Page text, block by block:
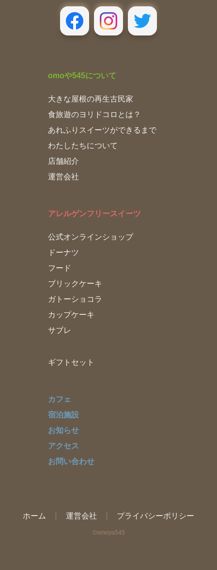
omoや545について
大きな屋根の再生古民家
食旅遊のヨリドコロとは？
あれふりスイーツができるまで
わたしたちについて
店舗紹介
運営会社
アレルゲンフリースイーツ
公式オンラインショップ
ドーナツ
フード
ブリックケーキ
ガトーショコラ
カップケーキ
サブレ
カフェ
宿泊施設
お知らせ
アクセス
お問い合わせ
ギフトセット
ホーム 運営会社 プライバシーポリシー
©omoya545